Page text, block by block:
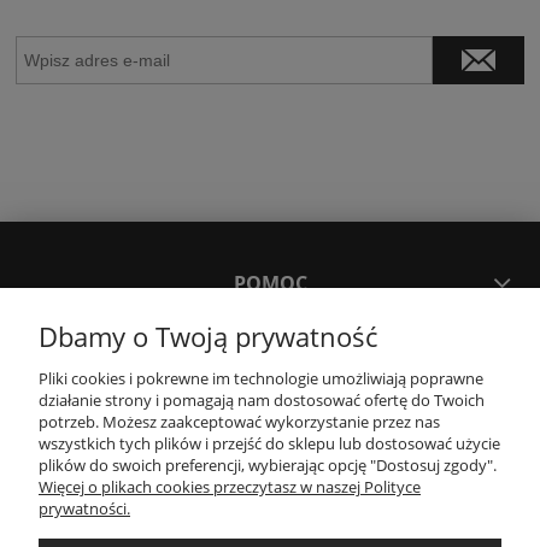
POMOC
MOJE KONTO
PŁATNOŚCI I DOSTAWA
Dbamy o Twoją prywatność
Pliki cookies i pokrewne im technologie umożliwiają poprawne
działanie strony i pomagają nam dostosować ofertę do Twoich
potrzeb. Możesz zaakceptować wykorzystanie przez nas
wszystkich tych plików i przejść do sklepu lub dostosować użycie
plików do swoich preferencji, wybierając opcję "Dostosuj zgody".
Więcej o plikach cookies przeczytasz w naszej Polityce
prywatności.